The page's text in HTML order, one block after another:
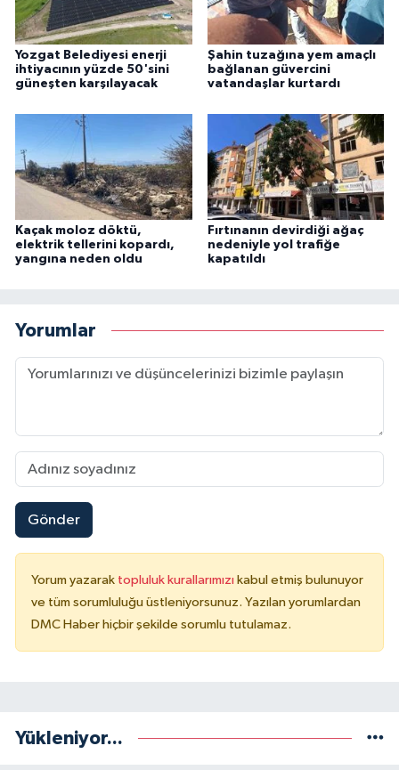
Yozgat Belediyesi enerji
ihtiyacının yüzde 50'sini
güneşten karşılayacak
Şahin tuzağına yem amaçlı
bağlanan güvercini
vatandaşlar kurtardı
Kaçak moloz döktü,
elektrik tellerini kopardı,
yangına neden oldu
Fırtınanın devirdiği ağaç
nedeniyle yol trafiğe
kapatıldı
Yorumlar
Gönder
Yorum yazarak topluluk kurallarımızı kabul etmiş bulunuyor
ve tüm sorumluluğu üstleniyorsunuz. Yazılan yorumlardan
DMC Haber hiçbir şekilde sorumlu tutulamaz.
Yükleniyor...